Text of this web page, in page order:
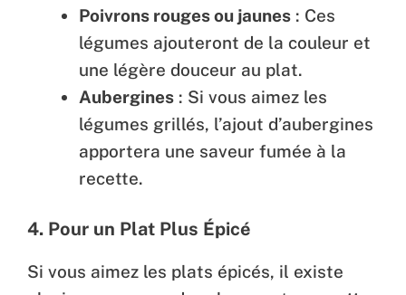
Poivrons rouges ou jaunes : Ces
légumes ajouteront de la couleur et
une légère douceur au plat.
Aubergines : Si vous aimez les
légumes grillés, l’ajout d’aubergines
apportera une saveur fumée à la
recette.
4. Pour un Plat Plus Épicé
Si vous aimez les plats épicés, il existe